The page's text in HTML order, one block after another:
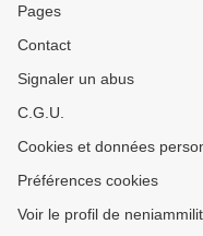
Pages
Contact
Signaler un abus
C.G.U.
Cookies et données
Préférences cookies
Voir le profil de